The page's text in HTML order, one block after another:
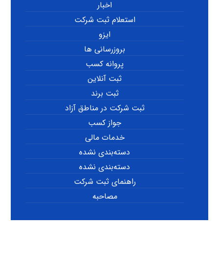
اخبار
استعلام ثبت شرکت
ایزو
بروزرسانی ها
پروانه کسب
ثبت آنلاین
ثبت برند
ثبت شرکت در مناطق آزاد
جواز کسب
خدمات مالی
دسته‌بندی نشده
دسته‌بندی نشده
راهنمای ثبت شرکت
مصاحبه